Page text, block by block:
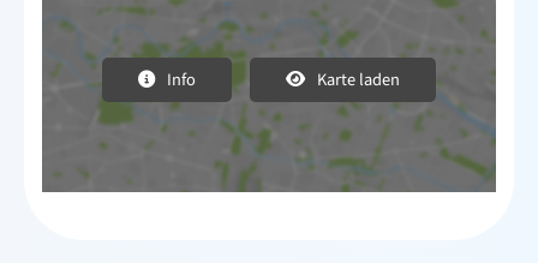
Info Karte laden